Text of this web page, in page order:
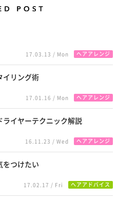
17.03.13 / Mon ヘアアレンジ
イリング術
17.01.16 / Mon ヘアアレンジ
ライヤーテクニック解説
16.11.23 / Wed ヘアアレンジ
をつけたい
17.02.17 / Fri ヘアアドバイス